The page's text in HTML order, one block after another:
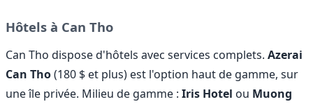
Hôtels à Can Tho
Can Tho dispose d'hôtels avec services complets. Azerai
Can Tho(180 $ et plus) est l'option haut de gamme, sur
une île privée. Milieu de gamme : Iris Hotel ou Muong